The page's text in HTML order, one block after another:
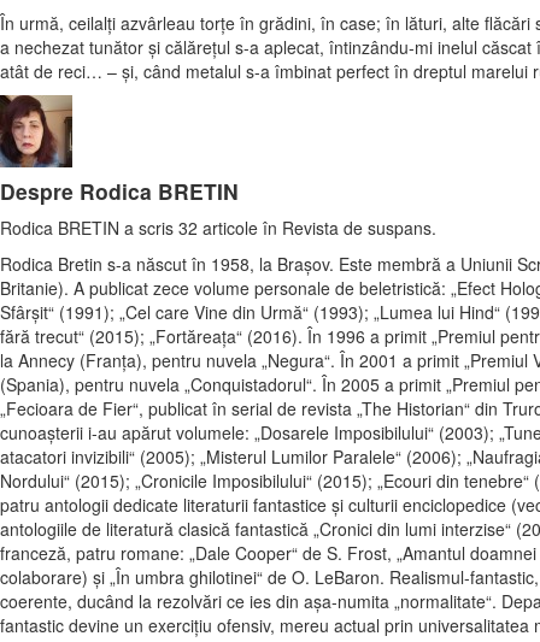
În urmă, ceilalţi azvârleau torţe în grădini, în case; în lături, alte
a nechezat tunător şi călăreţul s-a aplecat, întinzându-mi inelul
atât de reci… – şi, când metalul s-a îmbinat perfect în dreptul marelui
Despre Rodica BRETIN
Rodica BRETIN a scris 32 articole în Revista de suspans.
Rodica Bretin s-a născut în 1958, la Braşov. Este membră a Uniunii
Britanie). A publicat zece volume personale de beletristică: „Efect
Sfârşit“ (1991); „Cel care Vine din Urmă“ (1993); „Lumea lui Hind“
fără trecut“ (2015); „Fortăreaţa“ (2016). În 1996 a primit „Premiul
la Annecy (Franţa), pentru nuvela „Negura“. În 2001 a primit
(Spania), pentru nuvela „Conquistadorul“. În 2005 a primit „Premiul
„Fecioara de Fier“, publicat în serial de revista „The Historian“ din
cunoaşterii i-au apărut volumele: „Dosarele Imposibilului“ (2003);
atacatori invizibili“ (2005); „Misterul Lumilor Paralele“ (2006);
Nordului“ (2015); „Cronicile Imposibilului“ (2015); „Ecouri din
patru antologii dedicate literaturii fantastice şi culturii enciclopedice
antologiile de literatură clasică fantastică „Cronici din lumi interzise“
franceză, patru romane: „Dale Cooper“ de S. Frost, „Amantul
colaborare) şi „În umbra ghilotinei“ de O. LeBaron. Realismul-
coerente, ducând la rezolvări ce ies din aşa-numita „normalitate“.
fantastic devine un exerciţiu ofensiv, mereu actual prin